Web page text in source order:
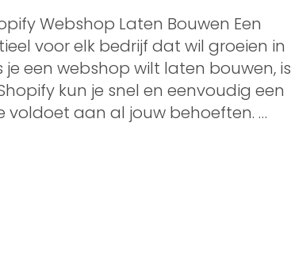
Webshop Laten Bouwen Een
voor elk bedrijf dat wil groeien in
een webshop wilt laten bouwen, is
kun je snel en eenvoudig een
voldoet aan al jouw behoeften. …